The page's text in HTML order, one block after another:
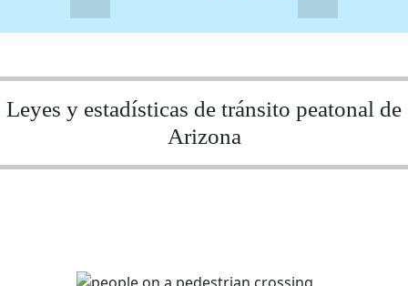
Leyes y estadísticas de tránsito peatonal de
Arizona